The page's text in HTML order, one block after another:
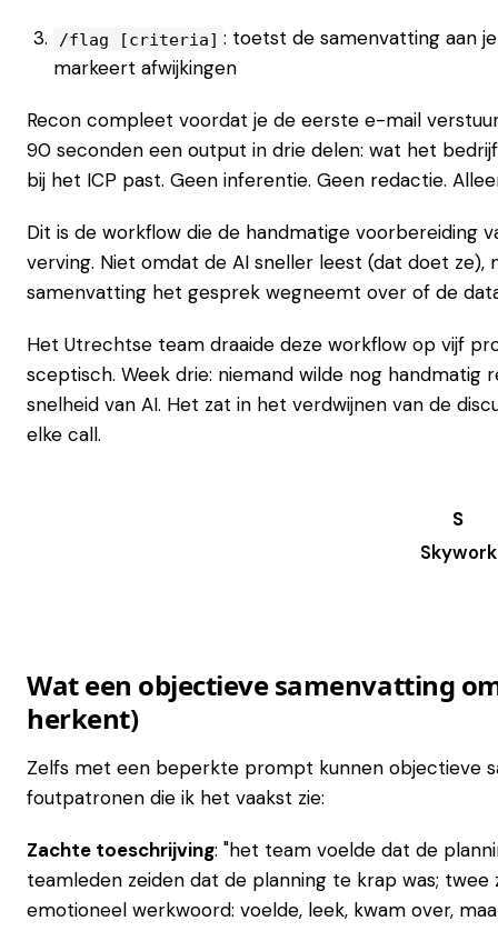
/flag [criteria] : toetst de samenvatting aan
markeert afwijkingen
Recon compleet voordat je de eerste e-mail
90 seconden een output in drie delen: wat het
bij het ICP past. Geen inferentie. Geen redactie.
Dit is de workflow die de handmatige
verving. Niet omdat de AI sneller leest (dat doet
samenvatting het gesprek wegneemt over of de
Het Utrechtse team draaide deze workflow op vijf
sceptisch. Week drie: niemand wilde nog handmatig
snelheid van AI. Het zat in het verdwijnen van de
elke call.
Skywork
Wat een objectieve samenvatting
herkent)
Zelfs met een beperkte prompt kunnen objectieve
foutpatronen die ik het vaakst zie:
Zachte toeschrijving: "het team voelde dat de
teamleden zeiden dat de planning te krap was; twee
emotioneel werkwoord: voelde, leek, kwam over,